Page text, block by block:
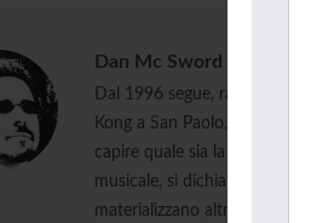
Dan Mc Sword
Dal 1996 segue, racconta e
Kong a San Paolo, da
capire quale sia la magia
musicale, si dichiara in
materializzano altri notti